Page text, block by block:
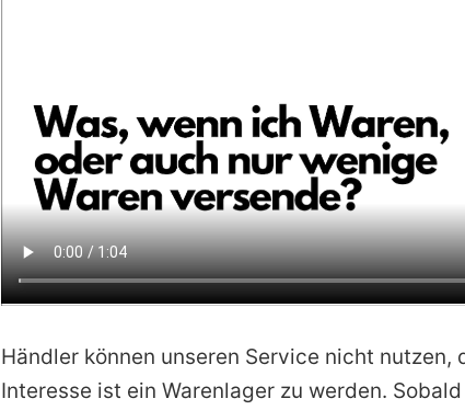
Händler können unseren Service nicht nutzen,
Interesse ist ein Warenlager zu werden.